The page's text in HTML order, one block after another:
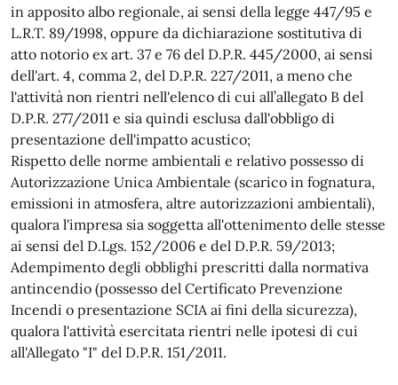
in apposito albo regionale, ai sensi della legge 447/95 e
L.R.T. 89/1998, oppure da dichiarazione sostitutiva di
atto notorio ex art. 37 e 76 del D.P.R. 445/2000, ai sensi
dell'art. 4, comma 2, del D.P.R. 227/2011, a meno che
l'attività non rientri nell'elenco di cui all’allegato B del
D.P.R. 277/2011 e sia quindi esclusa dall'obbligo di
presentazione dell'impatto acustico;
Rispetto delle norme ambientali e relativo possesso di
Autorizzazione Unica Ambientale (scarico in fognatura,
emissioni in atmosfera, altre autorizzazioni ambientali),
qualora l'impresa sia soggetta all'ottenimento delle stesse
ai sensi del D.Lgs. 152/2006 e del D.P.R. 59/2013;
Adempimento degli obblighi prescritti dalla normativa
antincendio (possesso del Certificato Prevenzione
Incendi o presentazione SCIA ai fini della sicurezza),
qualora l'attività esercitata rientri nelle ipotesi di cui
all'Allegato "I" del D.P.R. 151/2011.